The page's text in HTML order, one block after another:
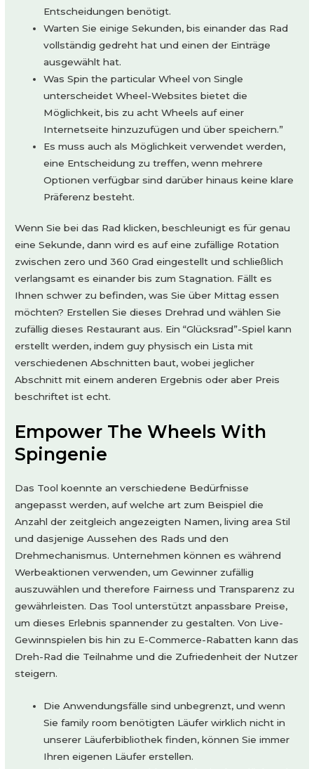
Entscheidungen benötigt.
Warten Sie einige Sekunden, bis einander das Rad
vollständig gedreht hat und einen der Einträge
ausgewählt hat.
Was Spin the particular Wheel von Single
unterscheidet Wheel-Websites bietet die
Möglichkeit, bis zu acht Wheels auf einer
Internetseite hinzuzufügen und über speichern.”
Es muss auch als Möglichkeit verwendet werden,
eine Entscheidung zu treffen, wenn mehrere
Optionen verfügbar sind darüber hinaus keine klare
Präferenz besteht.
Wenn Sie bei das Rad klicken, beschleunigt es für genau
eine Sekunde, dann wird es auf eine zufällige Rotation
zwischen zero und 360 Grad eingestellt und schließlich
verlangsamt es einander bis zum Stagnation. Fällt es
Ihnen schwer zu befinden, was Sie über Mittag essen
möchten? Erstellen Sie dieses Drehrad und wählen Sie
zufällig dieses Restaurant aus. Ein “Glücksrad”-Spiel kann
erstellt werden, indem guy physisch ein Lista mit
verschiedenen Abschnitten baut, wobei jeglicher
Abschnitt mit einem anderen Ergebnis oder aber Preis
beschriftet ist echt.
Empower The Wheels With
Spingenie
Das Tool koennte an verschiedene Bedürfnisse
angepasst werden, auf welche art zum Beispiel die
Anzahl der zeitgleich angezeigten Namen, living area Stil
und dasjenige Aussehen des Rads und den
Drehmechanismus. Unternehmen können es während
Werbeaktionen verwenden, um Gewinner zufällig
auszuwählen und therefore Fairness und Transparenz zu
gewährleisten. Das Tool unterstützt anpassbare Preise,
um dieses Erlebnis spannender zu gestalten. Von Live-
Gewinnspielen bis hin zu E-Commerce-Rabatten kann das
Dreh-Rad die Teilnahme und die Zufriedenheit der Nutzer
steigern.
Die Anwendungsfälle sind unbegrenzt, und wenn
Sie family room benötigten Läufer wirklich nicht in
unserer Läuferbibliothek finden, können Sie immer
Ihren eigenen Läufer erstellen.